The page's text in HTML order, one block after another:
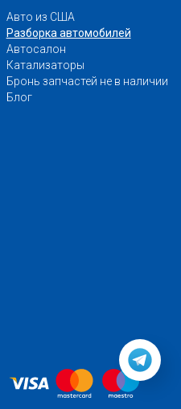
Авто из США
Разборка автомобилей
Автосалон
Катализаторы
Бронь запчастей не в наличии
Блог